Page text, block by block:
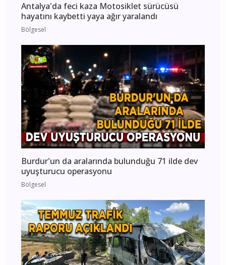
Antalya'da feci kaza Motosiklet sürücüsü
hayatını kaybetti yaya ağır yaralandı
Bölgesel
Burdur'un da aralarında bulunduğu 71 ilde dev
uyuşturucu operasyonu
Bölgesel